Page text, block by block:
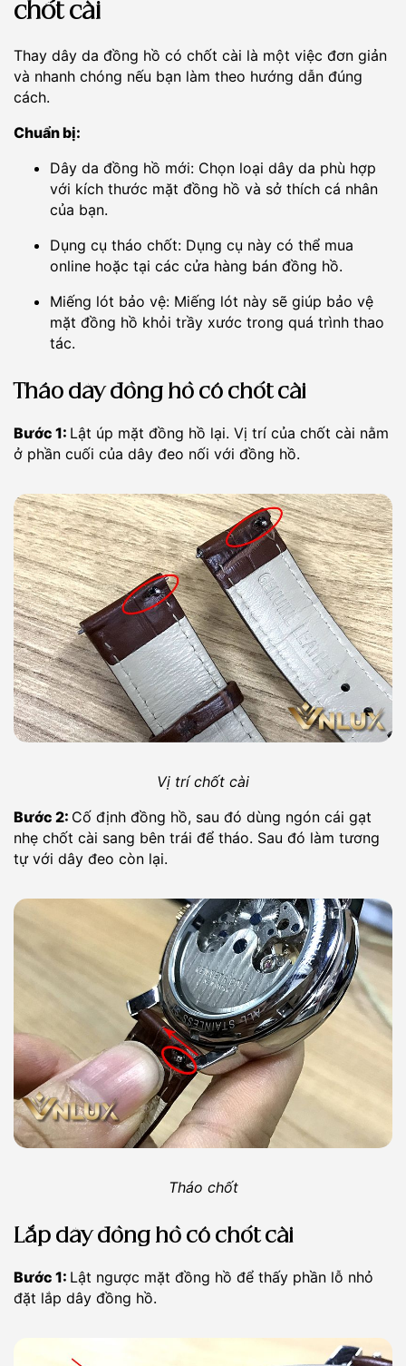
chốt cài
Thay dây da đồng hồ có chốt cài là một việc đơn giản
và nhanh chóng nếu bạn làm theo hướng dẫn đúng
cách.
Chuẩn bị:
Dây da đồng hồ mới: Chọn loại dây da phù hợp
với kích thước mặt đồng hồ và sở thích cá nhân
của bạn.
Dụng cụ tháo chốt: Dụng cụ này có thể mua
online hoặc tại các cửa hàng bán đồng hồ.
Miếng lót bảo vệ: Miếng lót này sẽ giúp bảo vệ
mặt đồng hồ khỏi trầy xước trong quá trình thao
tác.
Tháo dây đồng hồ có chốt cài
Bước 1: Lật úp mặt đồng hồ lại. Vị trí của chốt cài nằm
ở phần cuối của dây đeo nối với đồng hồ.
Vị trí chốt cài
Bước 2: Cố định đồng hồ, sau đó dùng ngón cái gạt
nhẹ chốt cài sang bên trái để tháo. Sau đó làm tương
tự với dây đeo còn lại.
Tháo chốt
Lắp dây đồng hồ có chốt cài
Bước 1: Lật ngược mặt đồng hồ để thấy phần lỗ nhỏ
đặt lắp dây đồng hồ.